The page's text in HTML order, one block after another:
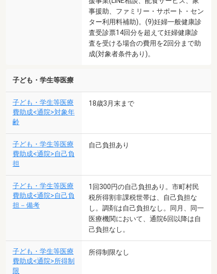
事援助、ファミリー・サポート・セン
ター利用料補助)。(9)妊婦一般健康診
査受診票14回分を超えて妊婦健康診
査を受ける場合の費用を2回分まで助
成(対象者条件あり)。
子ども・学生等医療
子ども・学生等医療
費助成<通院>対象年
齢
18歳3月末まで
子ども・学生等医療
費助成<通院>自己負
担
自己負担あり
子ども・学生等医療
費助成<通院>自己負
担－備考
1回300円の自己負担あり。市町村民
税所得割非課税世帯は、自己負担な
し。調剤は自己負担なし。同月、同一
医療機関において、通院6回以降は自
己負担なし。
子ども・学生等医療
費助成<通院>所得制
限
所得制限なし